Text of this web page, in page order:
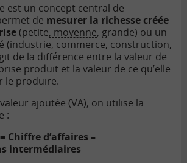
est un concept central de
de mesurer la richesse créée
(petite, moyenne, grande) ou un
(industrie, commerce, construction,
de la différence entre la valeur de
produit et la valeur de ce qu’elle
le produire.
ajoutée (VA), on utilise la
:
Chiffre d’affaires –
intermédiaires